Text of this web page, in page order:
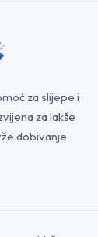
za slijepe i
za lakše
dobivanje